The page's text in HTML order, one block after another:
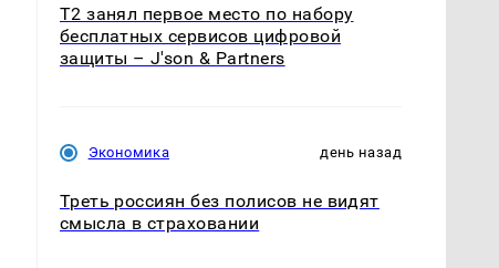
Т2 занял первое место по набору
бесплатных сервисов цифровой
защиты – J'son & Partners
Экономика день назад
Треть россиян без полисов не видят
смысла в страховании